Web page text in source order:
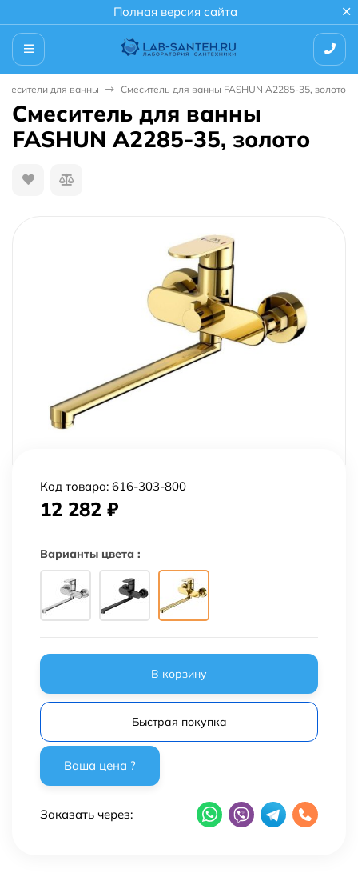
Полная версия сайта
для ванны Смеситель для ванны FASHUN A2285-35, золото
Смеситель для ванны
FASHUN A2285-35, золото
Код товара: 616-303-800
12 282 ₽
Варианты цвета :
В корзину
Быстрая покупка
Заказать через: